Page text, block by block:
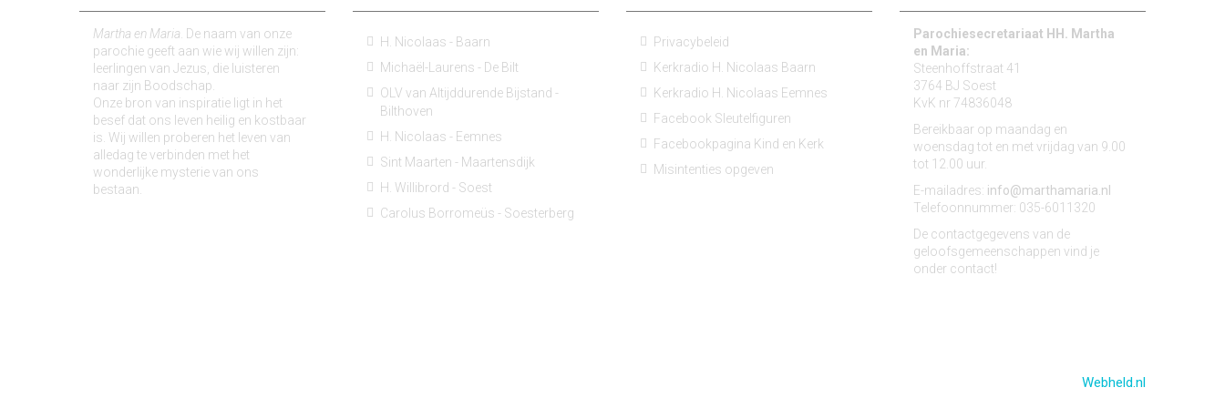
Martha en Maria . De naam van onze
parochie geeft aan wie wij willen zijn:
leerlingen van Jezus, die luisteren
naar zijn Boodschap.
Onze bron van inspiratie ligt in het
besef dat ons leven heilig en kostbaar
is. Wij willen proberen het leven van
alledag te verbinden met het
wonderlijke mysterie van ons
bestaan.
H. Nicolaas - Baarn
Michaël-Laurens - De Bilt
OLV van Altijddurende Bijstand -
Bilthoven
H. Nicolaas - Eemnes
Sint Maarten - Maartensdijk
H. Willibrord - Soest
Carolus Borromeüs - Soesterberg
Privacybeleid
Kerkradio H. Nicolaas Baarn
Kerkradio H. Nicolaas Eemnes
Facebook Sleutelfiguren
Facebookpagina Kind en Kerk
Misintenties opgeven
Parochiesecretariaat HH. Martha
en Maria:
Steenhoffstraat 41
3764 BJ Soest
KvK nr 74836048
Bereikbaar op maandag en
woensdag tot en met vrijdag van 9.00
tot 12.00 uur.
E-mailadres: info@marthamaria.nl
Telefoonnummer: 035-6011320
De contactgegevens van de
geloofsgemeenschappen vind je
onder contact!
Webheld.nl